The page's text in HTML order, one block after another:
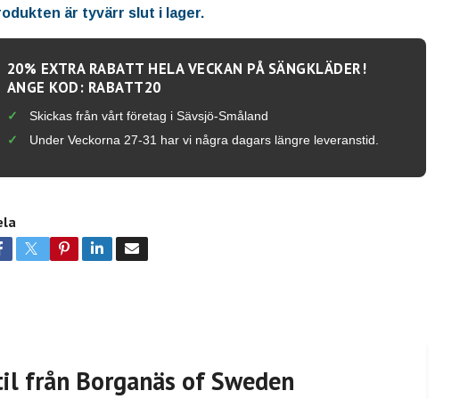
är tyvärr slut i lager.
20% EXTRA RABATT HELA VECKAN PÅ SÄNGKLÄDER!
ANGE KOD: RABATT20
Skickas från vårt företag i Sävsjö-Småland
Under Veckorna 27-31 har vi några dagars längre leveranstid.
från Borganäs of Sweden